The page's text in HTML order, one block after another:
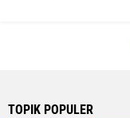
TOPIK POPULER